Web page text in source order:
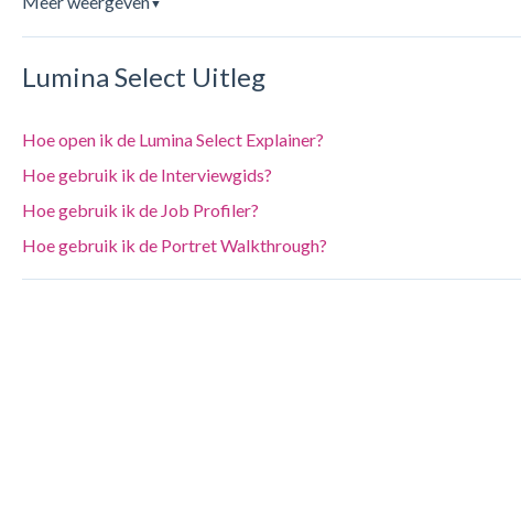
Lumina Select Uitleg
Hoe open ik de Lumina Select Explainer?
Hoe gebruik ik de Interviewgids?
Hoe gebruik ik de Job Profiler?
Hoe gebruik ik de Portret Walkthrough?